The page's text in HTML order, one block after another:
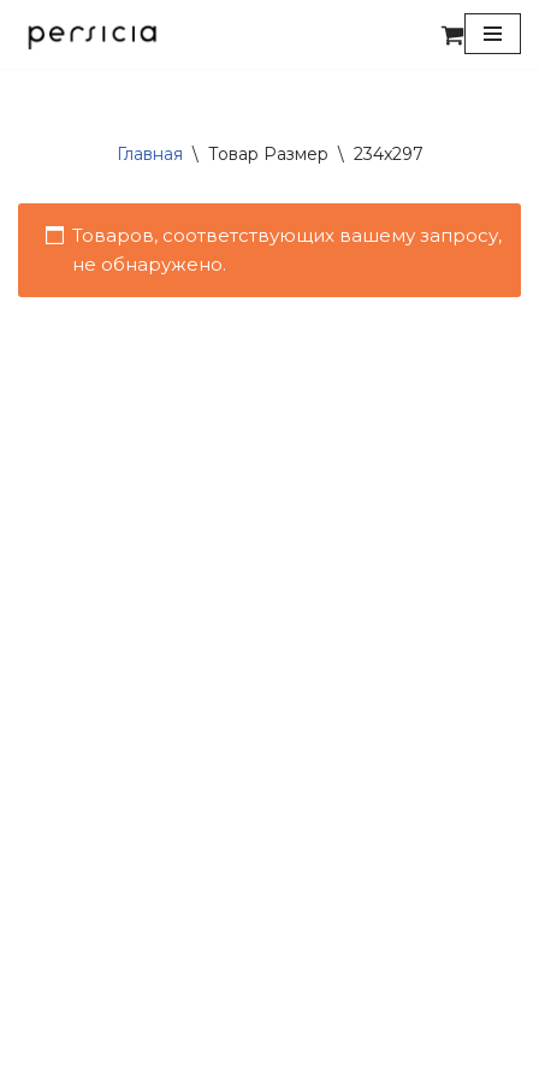
Главная \ Товар Размер \ 234x297
Товаров, соответствующих вашему запросу,
не обнаружено.